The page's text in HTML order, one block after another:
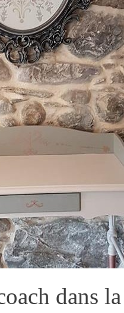
dans